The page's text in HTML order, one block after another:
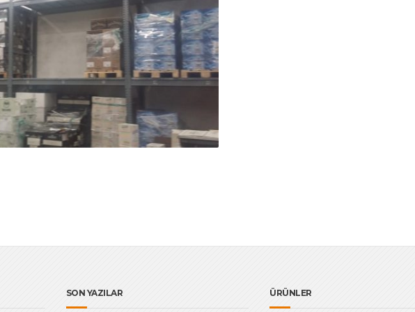
SON YAZILAR ÜRÜNLER